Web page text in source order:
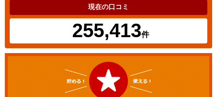
現在の口コミ
255,413件